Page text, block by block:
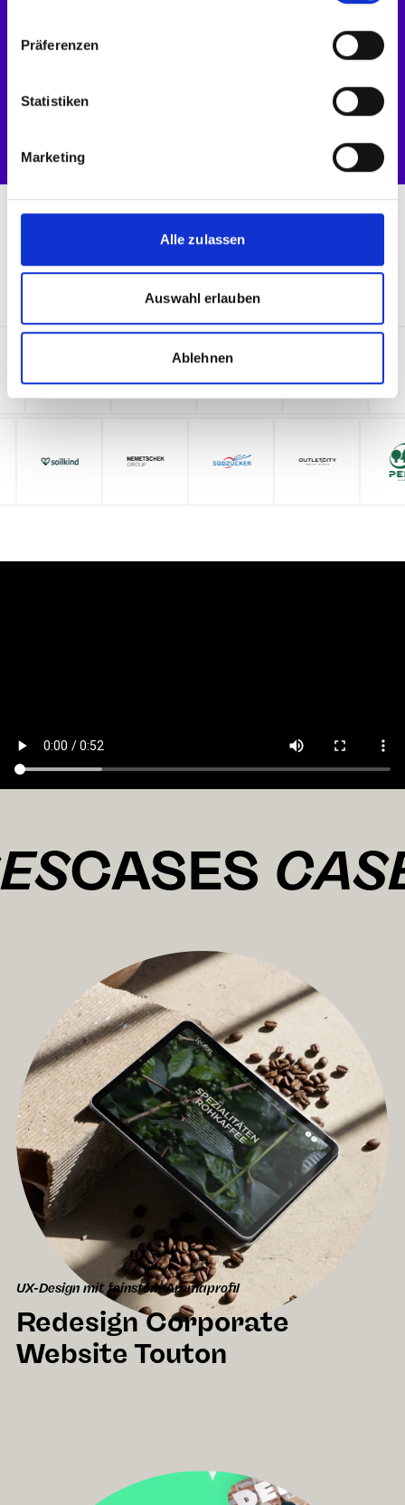
Präferenzen
Statistiken
Marketing
Alle zulassen
Auswahl erlauben
Ablehnen
SEO-/SEM-Retainer
Weiterentwicklung & Feature-Ausbau
Clients
CASES
UX-Design mit feinstem Aromaprofil
Redesign Corporate
Website Touton